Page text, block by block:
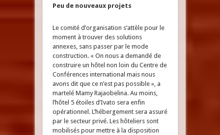
Peu de nouveaux projets
Le comité d’organisation s’attèle pour le
moment à trouver des solutions
annexes, sans passer par le mode
construction. « On nous a demandé de
construire un hôtel non loin du Centre de
Conférences international mais nous
avons dit que ce n’est pas possible », a
martelé Mamy Rajaobelina. Au moins,
l’hôtel 5 étoiles d’Ivato sera enfin
opérationnel. L’hébergement sera assuré
par le secteur privé. Les hôteliers sont
mobilisés pour mettre à la disposition